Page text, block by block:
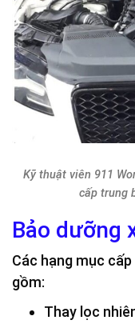
Kỹ thuật viên 911
cấp trung
Bảo dưỡng
Các hạng mục
gồm:
Thay lọc